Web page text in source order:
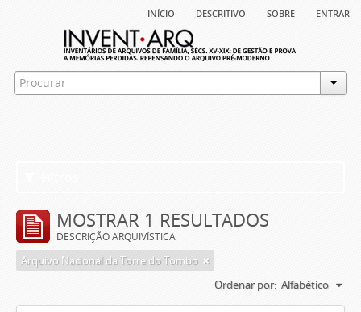
início descritivo sobre entrar
MOSTRAR 1 RESULTADOS
DESCRIÇÃO ARQUIVÍSTICA
Arquivo Nacional da Torre do Tombo
Ordenar por: Alfabético